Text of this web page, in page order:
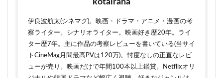
伊良波航太(シネマグ)。映画・ドラマ・アニメ・漫画の考
察ライター。シナリオライター。映画好き歴20年。ライ
ター歴7年。主に作品の考察レビューを書いている(当サイ
トCineMag月間最高PVは120万)。忖度なしの正直なレビ
ューが売り。映画だけで年間100本以上鑑賞。Netflixオリ